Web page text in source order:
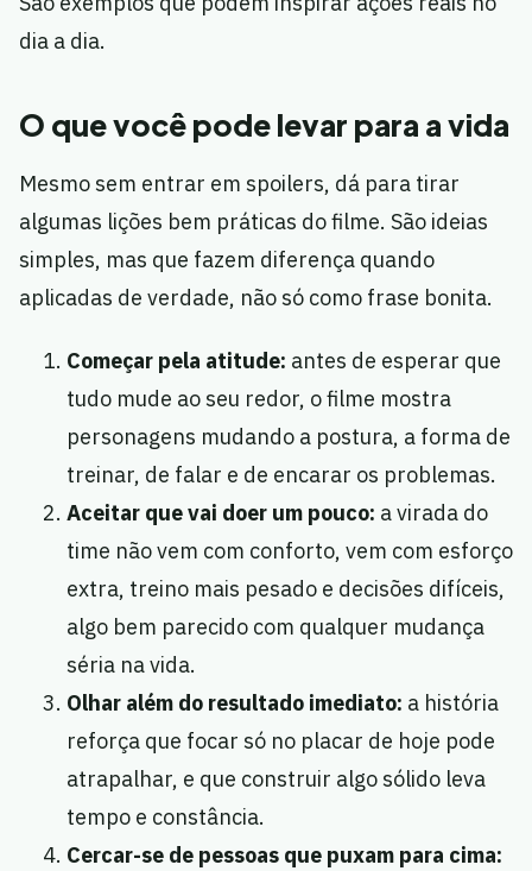
dia a dia.
O que você pode levar para a vida
Mesmo sem entrar em spoilers, dá para tirar
algumas lições bem práticas do filme. São ideias
simples, mas que fazem diferença quando
aplicadas de verdade, não só como frase bonita.
Começar pela atitude: antes de esperar que
tudo mude ao seu redor, o filme mostra
personagens mudando a postura, a forma de
treinar, de falar e de encarar os problemas.
Aceitar que vai doer um pouco: a virada do
time não vem com conforto, vem com esforço
extra, treino mais pesado e decisões difíceis,
algo bem parecido com qualquer mudança
séria na vida.
Olhar além do resultado imediato: a história
reforça que focar só no placar de hoje pode
atrapalhar, e que construir algo sólido leva
tempo e constância.
Cercar-se de pessoas que puxam para cima: